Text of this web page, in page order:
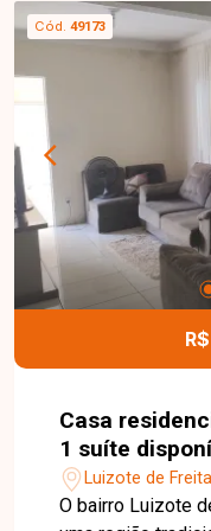
oportunidade
funcionalidade e
visita e venha
Cód. 49173
Casa
1 suíte
Luizote de
Luizote de
O bairro Luizote